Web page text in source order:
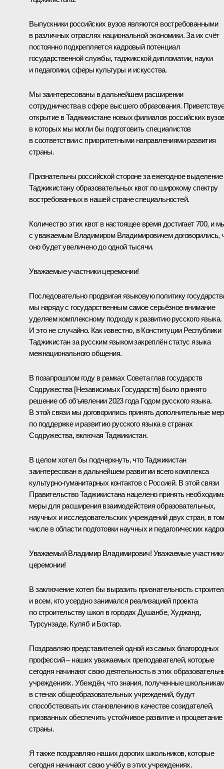
Выпускники российских вузов являются востребованными
в различных отраслях национальной экономики. За их счёт
постоянно подкрепляется кадровый потенциал
государственной службы, таджикской дипломатии, науки
и педагогики, сферы культуры и искусства.
Мы заинтересованы в дальнейшем расширении
сотрудничества в сфере высшего образования.
открытие в Таджикистане новых филиалов российских
в которых мы могли бы подготовить специалистов
в соответствии с приоритетными направлениями развития
страны.
Признательны российской стороне за ежегодное выделение
Таджикистану образовательных квот по широкому спектру
востребованных в нашей стране специальностей.
Количество этих квот в настоящее время достигает 700, и
с уважаемым Владимиром Владимировичем договорились,
оно будет увеличено до одной тысячи.
Уважаемые участники церемонии!
Последовательно продвигая языковую политику
мы наряду с государственным самое серьёзное внимание
уделяем комплексному подходу к развитию русского языка.
И это не случайно. Как известно, в Конституции Республики
Таджикистан за русским языком закреплён статус языка
межнационального общения.
В позапрошлом году в рамках Совета глав государств
Содружества [Независимых Государств] было принято
решение об объявлении 2023 года Годом русского языка.
В этой связи мы договорились принять дополнительные
по поддержке и развитию русского языка в странах
Содружества, включая Таджикистан.
В целом хотел бы подчеркнуть, что Таджикистан
заинтересован в дальнейшем развитии всего комплекса
культурно-гуманитарных контактов с Россией. В этой связи
Правительство Таджикистана нацелено принять
меры для расширения взаимодействия образовательных,
научных и исследовательских учреждений двух стран, в том
числе в области подготовки научных и педагогических
Уважаемый Владимир Владимирович! Уважаемые
церемонии!
В заключение хотел бы выразить признательность
и всем, кто усердно занимался реализацией проекта
по строительству школ в городах Душанбе, Худжанд,
Турсунзаде, Куляб и Бохтар.
Поздравляю представителей одной из самых благородных
профессий – наших уважаемых преподавателей, которые
сегодня начинают свою деятельность в этих
учреждениях. Убеждён, что знания, полученные
в стенах общеобразовательных учреждений, будут
способствовать их становлению в качестве созидателей,
призванных обеспечить устойчивое развитие и процветание
страны.
Я также поздравляю наших дорогих школьников, которые
сегодня начинают свою учёбу в этих учреждениях.